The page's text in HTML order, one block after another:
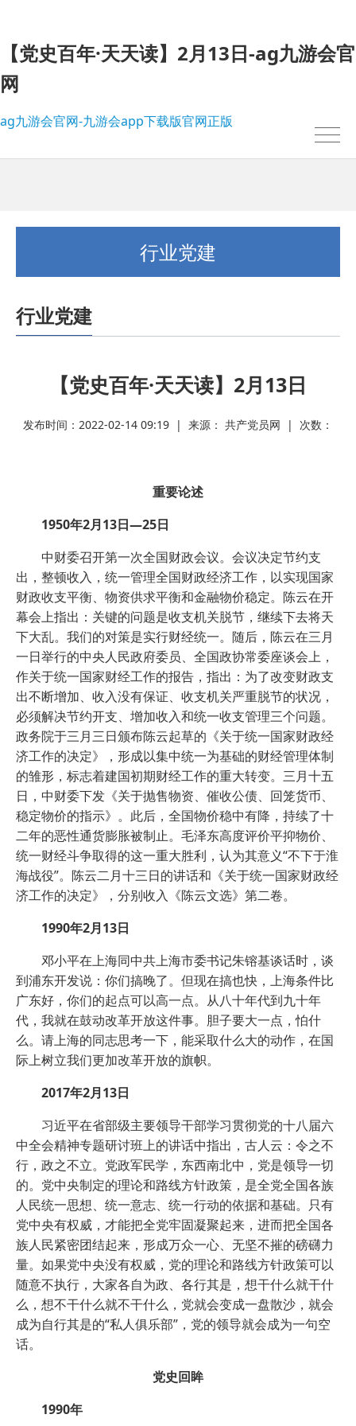
【党史百年·天天读】2月13日-ag九游会官
网
ag九游会官网-九游会app下载版官网正版
行业党建
行业党建
【党史百年·天天读】2月13日
发布时间：2022-02-14 09:19 | 来源： 共产党员网 | 次数：
重要论述
1950年2月13日—25日
中财委召开第一次全国财政会议。会议决定节约支
出，整顿收入，统一管理全国财政经济工作，以实现国家
财政收支平衡、物资供求平衡和金融物价稳定。陈云在开
幕会上指出：关键的问题是收支机关脱节，继续下去将天
下大乱。我们的对策是实行财经统一。随后，陈云在三月
一日举行的中央人民政府委员、全国政协常委座谈会上，
作关于统一国家财经工作的报告，指出：为了改变财政支
出不断增加、收入没有保证、收支机关严重脱节的状况，
必须解决节约开支、增加收入和统一收支管理三个问题。
政务院于三月三日颁布陈云起草的《关于统一国家财政经
济工作的决定》，形成以集中统一为基础的财经管理体制
的雏形，标志着建国初期财经工作的重大转变。三月十五
日，中财委下发《关于抛售物资、催收公债、回笼货币、
稳定物价的指示》。此后，全国物价稳中有降，持续了十
二年的恶性通货膨胀被制止。毛泽东高度评价平抑物价、
统一财经斗争取得的这一重大胜利，认为其意义“不下于淮
海战役”。陈云二月十三日的讲话和《关于统一国家财政经
济工作的决定》，分别收入《陈云文选》第二卷。
1990年2月13日
邓小平在上海同中共上海市委书记朱镕基谈话时，谈
到浦东开发说：你们搞晚了。但现在搞也快，上海条件比
广东好，你们的起点可以高一点。从八十年代到九十年
代，我就在鼓动改革开放这件事。胆子要大一点，怕什
么。请上海的同志思考一下，能采取什么大的动作，在国
际上树立我们更加改革开放的旗帜。
2017年2月13日
习近平在省部级主要领导干部学习贯彻党的十八届六
中全会精神专题研讨班上的讲话中指出，古人云：令之不
行，政之不立。党政军民学，东西南北中，党是领导一切
的。党中央制定的理论和路线方针政策，是全党全国各族
人民统一思想、统一意志、统一行动的依据和基础。只有
党中央有权威，才能把全党牢固凝聚起来，进而把全国各
族人民紧密团结起来，形成万众一心、无坚不摧的磅礴力
量。如果党中央没有权威，党的理论和路线方针政策可以
随意不执行，大家各自为政、各行其是，想干什么就干什
么，想不干什么就不干什么，党就会变成一盘散沙，就会
成为自行其是的“私人俱乐部”，党的领导就会成为一句空
话。
党史回眸
1990年